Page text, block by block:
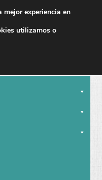
experiencia en
utilizamos o